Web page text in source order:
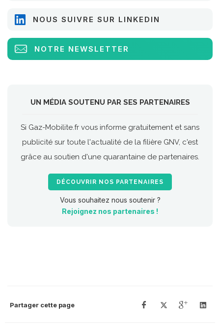
NOUS SUIVRE SUR LINKEDIN
NOTRE NEWSLETTER
UN MÉDIA SOUTENU PAR SES PARTENAIRES
Si Gaz-Mobilite.fr vous informe gratuitement et sans
publicité sur toute l'actualité de la filière GNV, c'est
grâce au soutien d'une quarantaine de partenaires.
DÉCOUVRIR NOS PARTENAIRES
Vous souhaitez nous soutenir ?
Rejoignez nos partenaires !
Partager cette page